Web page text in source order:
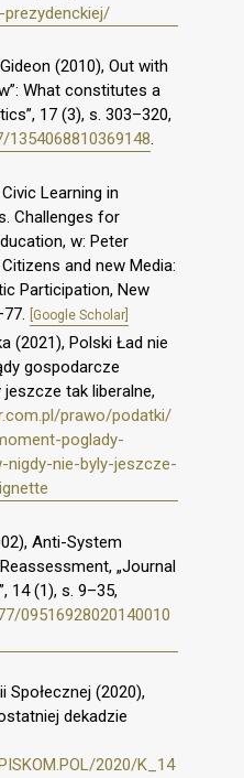
(2010), Out with
What constitutes a
17 (3), s. 303–320,
.
Learning in
Challenges for
w: Peter
and new Media:
Participation, New
[Google Scholar]
(2021), Polski Ład nie
gospodarcze
jeszcze tak liberalne,
prawo/podatki/
poglady-
nie-byly-jeszcze-
Anti-System
„Journal
14 (1), s. 9–35,
09516928020140010
Społecznej (2020),
dekadzie
2020/K_14